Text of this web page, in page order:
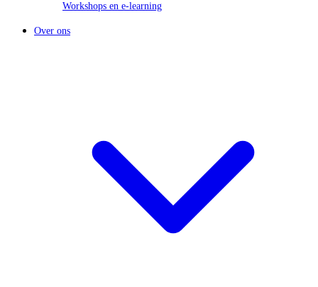
Workshops en e-learning
Over ons